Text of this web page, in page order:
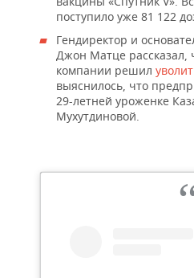
поступило уже 81 122
Гендиректор и
Джон Матце рассказал,
компании решил
выяснилось, что
29-летней уроженке
Мухутдиновой.